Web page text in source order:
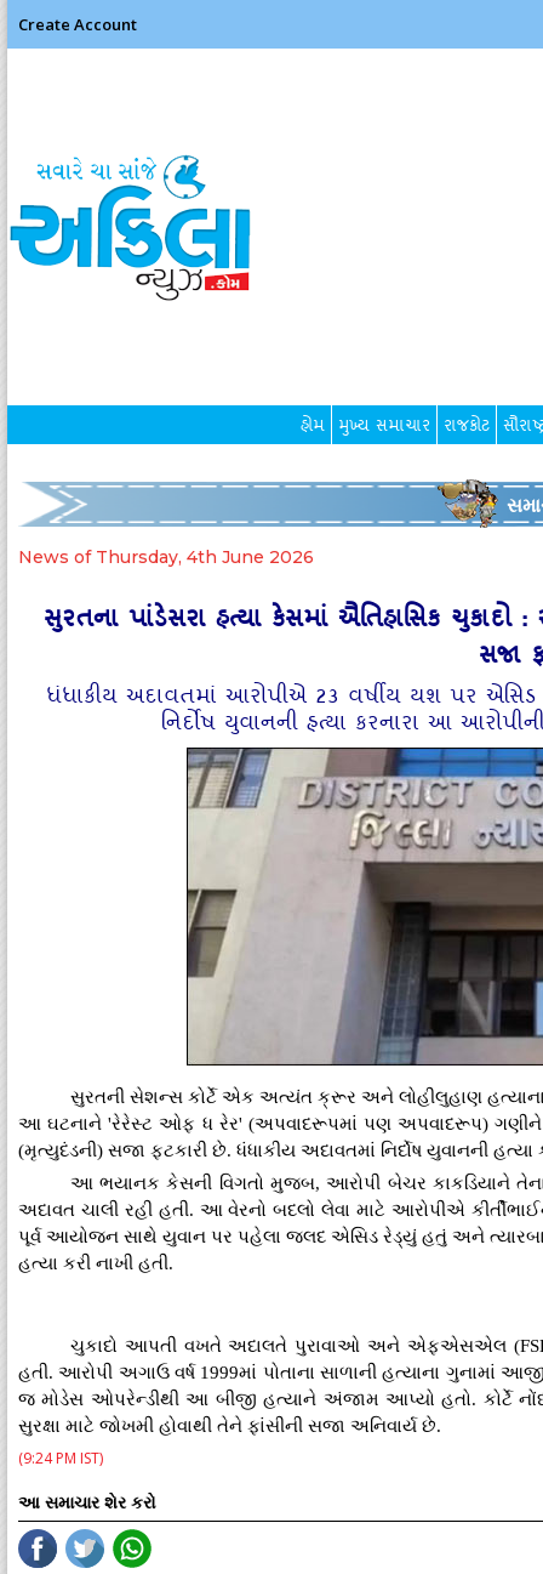
Create Account
હોમ મુખ્ય સમાચાર રાજકોટ
News of Thursday, 4th June 2026
સુરતના પાંડેસરા હત્યા કેસમાં ઐતિહાસિક ચુકાદો
સજા
ધંધાકીય અદાવતમાં આરોપીએ 23 વર્ષીય યશ પર એસિડ
નિર્દોષ યુવાનની હત્યા કરનારા આ
સુરતની સેશન્સ કોર્ટે એક અત્યંત ક્રૂર અને લોહીલુહાણ હત્યાના
આ ઘટનાને 'રેરેસ્ટ ઓફ ધ રેર' (અપવાદરૂપમાં પણ અપવાદરૂપ) ગણીને
(મૃત્યુદંડની) સજા ફટકારી છે. ધંધાકીય અદાવતમાં નિર્દોષ યુવાનની
આ ભયાનક કેસની વિગતો મુજબ, આરોપી બેચર કાકડિયાને તેના
અદાવત ચાલી રહી હતી. આ વેરનો બદલો લેવા માટે આરોપીએ
પૂર્વ આયોજન સાથે યુવાન પર પહેલા જલદ એસિડ રેડ્યું હતું અને ત્યારબાદ
હત્યા કરી નાખી હતી.
ચુકાદો આપતી વખતે અદાલતે પુરાવાઓ અને એફએસએલ (FSL)
હતી. આરોપી અગાઉ વર્ષ 1999માં પોતાના સાળાની હત્યાના
જ મોડેસ ઓપરેન્ડીથી આ બીજી હત્યાને અંજામ આપ્યો હતો. કોર્ટે
સુરક્ષા માટે જોખમી હોવાથી તેને ફાંસીની સજા અનિવાર્ય છે.
(9:24 PM IST)
આ સમાચાર શેર કરો